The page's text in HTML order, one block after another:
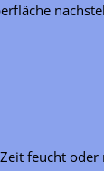
feucht